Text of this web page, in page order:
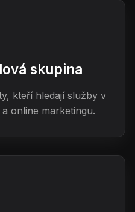
skupina
kteří hledají služby v
online marketingu.